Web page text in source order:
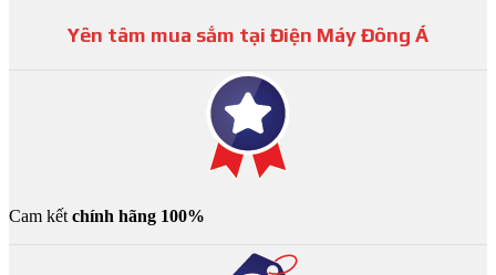
Yên tâm mua sắm tại Điện Máy Đông Á
Cam kết chính hãng 100%